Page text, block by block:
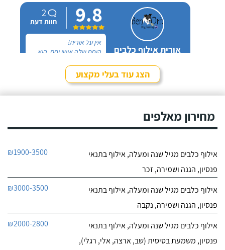
אכילה מפח הזבל הביתי.
אורית אילוף כלבים
9.8
2
חוות דעת
אין על אורית!
היחס שלה אישי וחם, היא
שאלה ובאמת שמגיעות לה
רק מחמאות. אל אורית
שנהיה בטוחים שאנחנו
חייג עכשיו
איילה נאור - פשוט מאלפת בחיפה
חייג עכשיו
0
0
חוות דעת
הצג עוד בעלי מקצוע
מחירון מאלפים
אילוף כלבים מגיל שנה ומעלה, אילוף בתנאי
פנסיון, הגנה ושמירה, זכר
₪1900-3500
אילוף כלבים מגיל שנה ומעלה, אילוף בתנאי
פנסיון, הגנה ושמירה, נקבה
₪3000-3500
אילוף כלבים מגיל שנה ומעלה, אילוף בתנאי
פנסיון, משמעת בסיסית (שב, ארצה, אלי, רגלי),
₪2000-2800